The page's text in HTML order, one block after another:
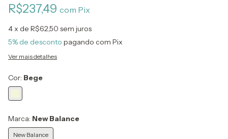
R$237,49 com Pix
4x de R$62,50 sem juros
5% de desconto pagando com Pix
Ver mais detalhes
Cor: Bege
Marca: New Balance
New Balance